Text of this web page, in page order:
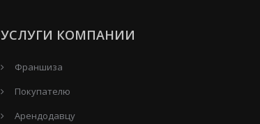
УСЛУГИ КОМПАНИИ
Франшиза
Покупателю
Арендодавцу